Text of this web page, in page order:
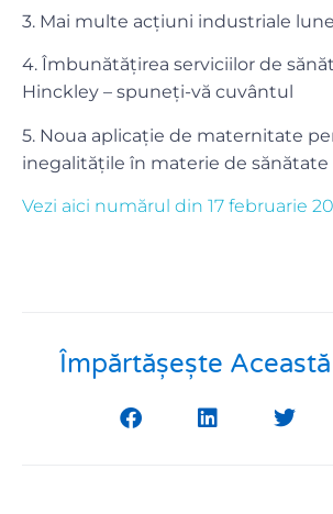
3. Mai multe acțiuni industriale
4. Îmbunătățirea serviciilor de
Hinckley – spuneți-vă cuvântul
5. Noua aplicație de maternitate
inegalitățile în materie de sănătate
Vezi aici numărul din 17 februarie
Împărtășește